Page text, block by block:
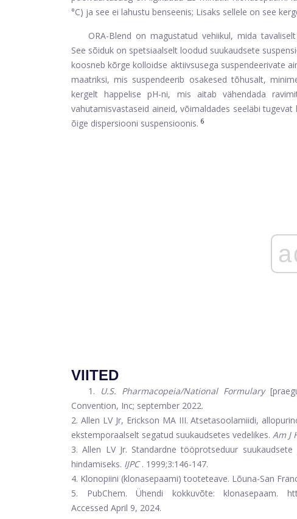
°C) ja see ei lahustu benseenis; Lisaks sellele on see
ORA-Blend on magustatud vehiikul, mida
See sõiduk on spetsiaalselt loodud suukaudsete
koosneb kõrge kolloidse aktiivsusega suspendeerivate
maatriksi, mis suspendeerib osakesed tõhusalt,
kergelt happelise pH-ni, mis aitab vähendada
vahutamisvastaseid aineid, võimaldades seeläbi
õige dispersiooni suspensioonis. 6
VIITED
1. U.S. Pharmacopeia/National Formulary
Convention, Inc; september 2022.
2. Allen LV Jr, Erickson MA III. Atsetasoolamiidi,
ekstemporaalselt segatud suukaudsetes vedelikes. Am J
3. Allen LV Jr. Standardne tööprotseduur
hindamiseks. IJPC. 1999;3:146-147.
4. Klonopiini (klonasepaami) tooteteave. Lõuna-San
5. PubChem. Ühendi kokkuvõte: klonasepaam.
Accessed April 9, 2024.